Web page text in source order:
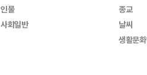
인물
사회일반
종교
날씨
생활문